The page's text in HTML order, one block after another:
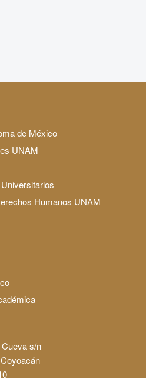
de México
UNAM
Humanos UNAM
s/n